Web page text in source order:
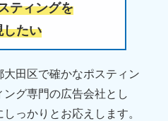
ティングを
したい
大田区で確かなポスティン
グ専門の広告会社とし
っかりとお応えします。